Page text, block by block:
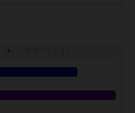
※